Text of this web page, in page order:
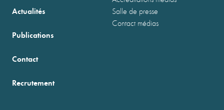
Actualités
Publications
Salle de presse
Contact médias
Contact
Recrutement